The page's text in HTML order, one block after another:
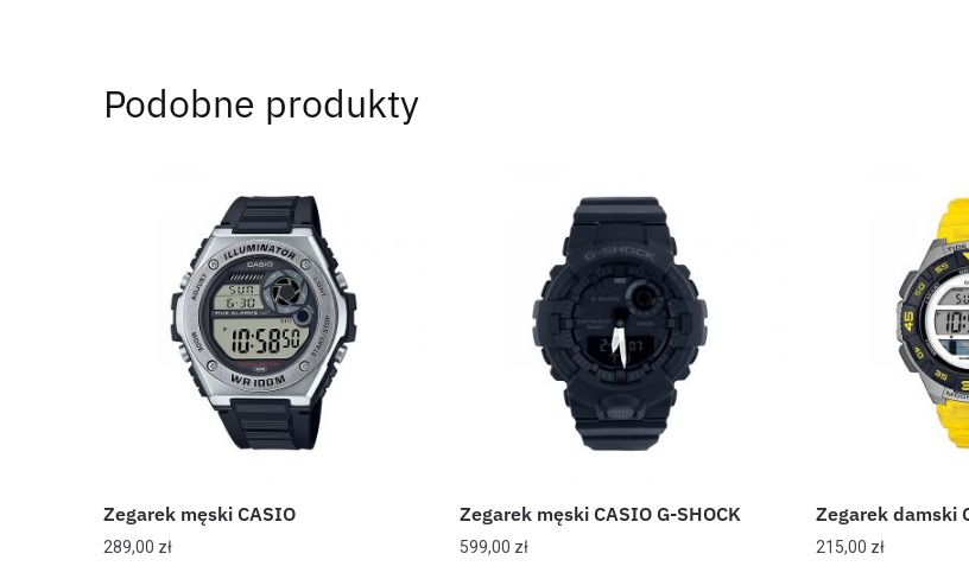
Podobne produkty
Zegarek męski CASIO
289,00 zł
Zegarek męski CASIO G-SHOCK
599,00 zł
Zegarek damski
215,00 zł